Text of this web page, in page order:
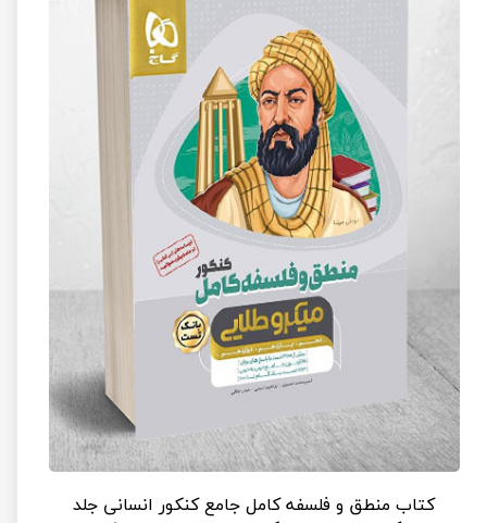
کتاب منطق و فلسفه کامل جامع کنکور انسانی جلد